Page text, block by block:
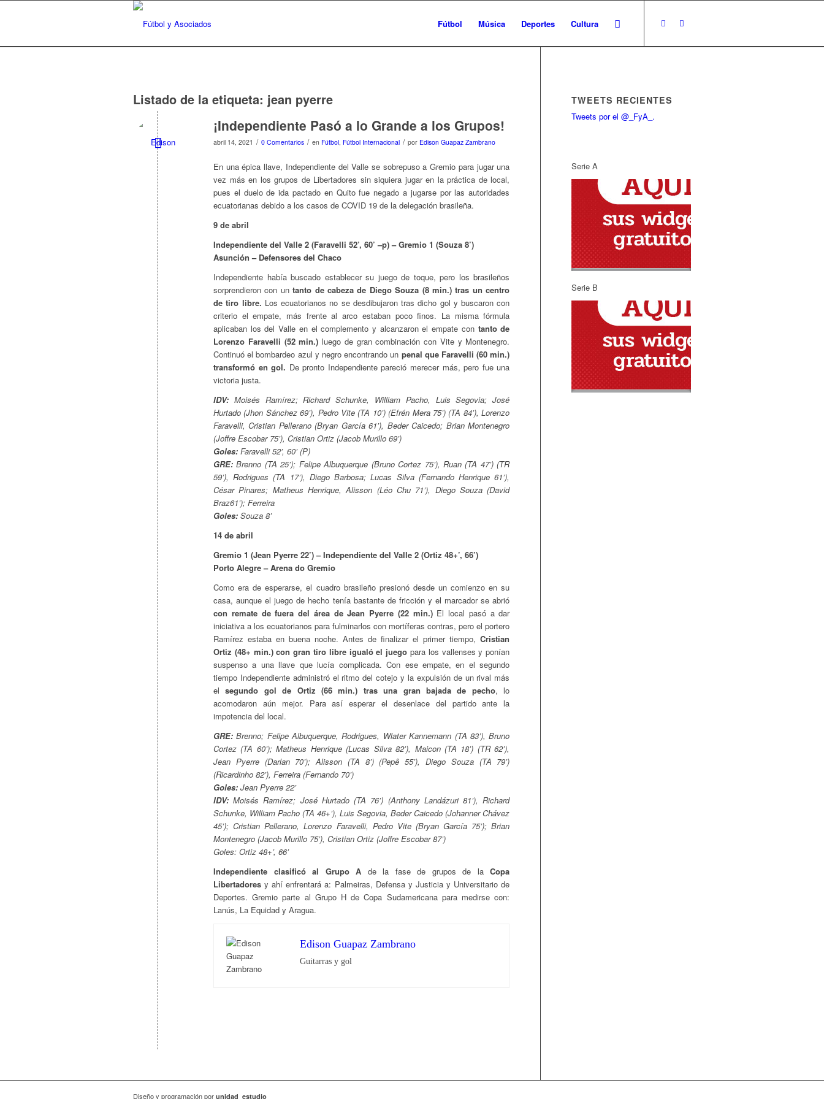
Fútbol Música Deportes Cultura
Listado de la etiqueta: jean pyerre
¡Independiente Pasó a lo Grande a los Grupos!
abril 14, 2021 / 0 Comentarios / en Fútbol, Fútbol Internacional / por Edison Guapaz Zambrano
En una épica llave, Independiente del Valle se sobrepuso a Gremio para jugar una
vez más en los grupos de Libertadores sin siquiera jugar en la práctica de local,
pues el duelo de ida pactado en Quito fue negado a jugarse por las autoridades
ecuatorianas debido a los casos de COVID 19 de la delegación brasileña.
9 de abril
Independiente del Valle 2 (Faravelli 52’, 60’ –p) – Gremio 1 (Souza 8’)
Asunción – Defensores del Chaco
Independiente había buscado establecer su juego de toque, pero los brasileños
sorprendieron con untanto de cabeza de Diego Souza (8 min.) tras un centro
de tiro libre. Los ecuatorianos no se desdibujaron tras dicho gol y buscaron con
criterio el empate, más frente al arco estaban poco finos. La misma fórmula
aplicaban los del Valle en el complemento y alcanzaron el empate con tanto de
Lorenzo Faravelli (52 min.) luego de gran combinación con Vite y Montenegro.
Continuó el bombardeo azul y negro encontrando un penal que Faravelli (60 min.)
transformó en gol. De pronto Independiente pareció merecer más, pero fue una
victoria justa.
IDV: Moisés Ramírez; Richard Schunke, William Pacho, Luis Segovia; José
Hurtado (Jhon Sánchez 69’), Pedro Vite (TA 10’) (Efrén Mera 75’) (TA 84’), Lorenzo
Faravelli, Cristian Pellerano (Bryan García 61’), Beder Caicedo; Brian Montenegro
(Joffre Escobar 75’), Cristian Ortiz (Jacob Murillo 69’)
Goles: Faravelli 52’, 60’ (P)
GRE: Brenno (TA 25’); Felipe Albuquerque (Bruno Cortez 75’), Ruan (TA 47’) (TR
59’), Rodrigues (TA 17’), Diego Barbosa; Lucas Silva (Fernando Henrique 61’),
César Pinares; Matheus Henrique, Alisson (Léo Chu 71’), Diego Souza (David
Braz61’); Ferreira
Goles: Souza 8’
14 de abril
Gremio 1 (Jean Pyerre 22’) – Independiente del Valle 2 (Ortiz 48+’, 66’)
Porto Alegre – Arena do Gremio
Como era de esperarse, el cuadro brasileño presionó desde un comienzo en su
casa, aunque el juego de hecho tenía bastante de fricción y el marcador se abrió
con remate de fuera del área de Jean Pyerre (22 min.)El local pasó a dar
iniciativa a los ecuatorianos para fulminarlos con mortíferas contras, pero el portero
Ramírez estaba en buena noche. Antes de finalizar el primer tiempo,Cristian
Ortiz (48+ min.) con gran tiro libre igualó el juego para los vallenses y ponían
suspenso a una llave que lucía complicada. Con ese empate, en el segundo
tiempo Independiente administró el ritmo del cotejo y la expulsión de un rival más
elsegundo gol de Ortiz (66 min.) tras una gran bajada de pecho, lo
acomodaron aún mejor. Para así esperar el desenlace del partido ante la
impotencia del local.
GRE: Brenno; Felipe Albuquerque, Rodrigues, Wlater Kannemann (TA 83’), Bruno
Cortez (TA 60’); Matheus Henrique (Lucas Silva 82’), Maicon (TA 18’) (TR 62’),
Jean Pyerre (Darlan 70’); Alisson (TA 8’) (Pepê 55’), Diego Souza (TA 79’)
(Ricardinho 82’), Ferreira (Fernando 70’)
Goles: Jean Pyerre 22’
IDV: Moisés Ramírez; José Hurtado (TA 76’) (Anthony Landázuri 81’), Richard
Schunke, William Pacho (TA 46+’), Luis Segovia, Beder Caicedo (Johanner Chávez
45’); Cristian Pellerano, Lorenzo Faravelli, Pedro Vite (Bryan García 75’); Brian
Montenegro (Jacob Murillo 75’), Cristian Ortiz (Joffre Escobar 87’)
Goles: Ortiz 48+’, 66’
Independiente clasificó al Grupo A de la fase de grupos de laCopa
Libertadores y ahí enfrentará a: Palmeiras, Defensa y Justicia y Universitario de
Deportes. Gremio parte al Grupo H de Copa Sudamericana para medirse con:
Lanús, La Equidad y Aragua.
Edison Guapaz Zambrano
Guitarras y gol
TWEETS RECIENTES
Tweets por el @_FyA_.
Serie A
Serie B
Diseño y programación por unidad_estudio